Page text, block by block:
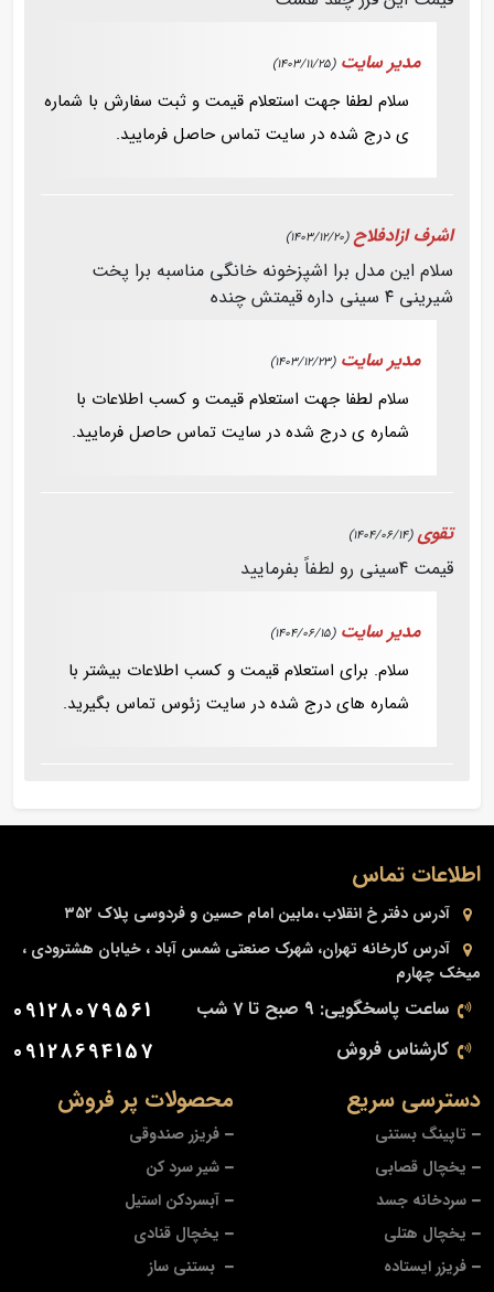
مدیر سایت (1403/11/25)
سلام لطفا جهت استعلام قیمت و ثبت سفارش با شماره
ی درج شده در سایت تماس حاصل فرمایید.
اشرف ازادفلاح (1403/12/20)
سلام این مدل برا اشپزخونه خانگی مناسبه برا پخت
شیرینی ۴ سینی داره قیمتش چنده
مدیر سایت (1403/12/23)
سلام لطفا جهت استعلام قیمت و کسب اطلاعات با
شماره ی درج شده در سایت تماس حاصل فرمایید.
تقوی(1404/06/14)
قیمت 4سینی رو لطفاً بفرمایید
مدیر سایت (1404/06/15)
سلام. برای استعلام قیمت و کسب اطلاعات بیشتر با
شماره های درج شده در سایت زئوس تماس بگیرید.
محصولات پر فروش
فریزر صندوقی
شیر سرد کن
آبسردکن استیل
یخچال قنادی
بستنی ساز
دسترسی سریع
تاپینگ بستنی
یخچال قصابی
سردخانه جسد
یخچال هتلی
فریزر ایستاده
اطلاعات تماس
آدرس دفتر خ انقلاب ،مابین امام حسین و فردوسی پلاک ۳۵۲
آدرس کارخانه تهران، شهرک صنعتی شمس آباد ، خیابان هشترودی ،
میخک چهارم
ساعت پاسخگویی: 9 صبح تا 7 شب 09128079561
کارشناس فروش 09128694157